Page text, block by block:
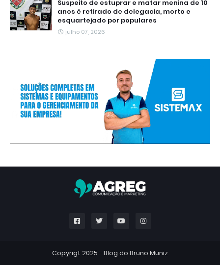
Suspeito de estuprar e matar menina de 10
anos é retirado de delegacia, morto e
esquartejado por populares
julho 07, 2026
Copyrigt 2025 - Blog do Bruno Muniz